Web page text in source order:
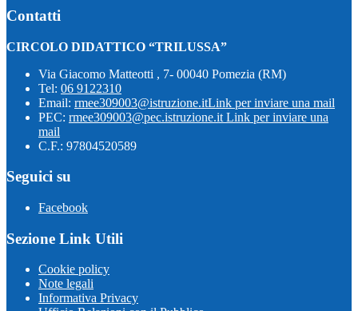
Contatti
CIRCOLO DIDATTICO “TRILUSSA”
Via Giacomo Matteotti , 7- 00040 Pomezia (RM)
Tel: 06 9122310
Email: rmee309003@istruzione.itLink per inviare una mail
PEC: rmee309003@pec.istruzione.it Link per inviare una
mail
C.F.: 97804520589
Seguici su
Facebook
Sezione Link Utili
Cookie policy
Note legali
Informativa Privacy